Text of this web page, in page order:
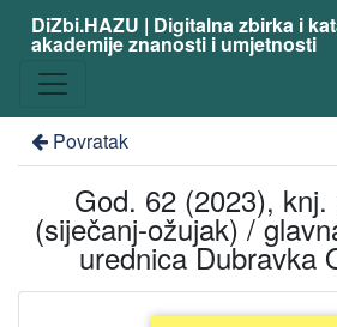
DiZbi.HAZU | Digitalna zbirka i
akademije znanosti i umjetnosti
Povratak
God. 62 (2023), knj.
(siječanj-ožujak) /
urednica Dubravka